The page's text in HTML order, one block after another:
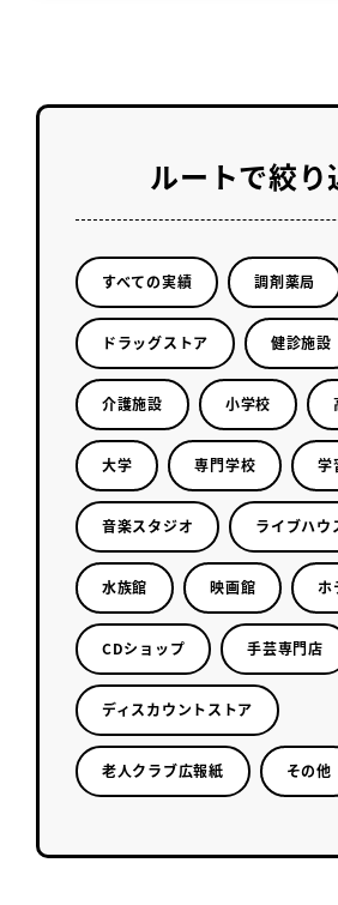
ルートで絞り
すべての実績 調剤薬局
ドラッグストア 健診施設
介護施設 小学校
大学 専門学校 学
音楽スタジオ ライブハウ
水族館 映画館 ホ
CDショップ 手芸専門店
ディスカウントストア
老人クラブ広報紙 その他